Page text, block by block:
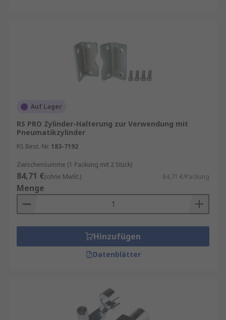
Auf Lager
RS PRO Zylinder-Halterung zur Verwendung mit
Pneumatikzylinder
RS Best.-Nr. 183-7192
Zwischensumme (1 Packung mit 2 Stück)
84,71 €(ohne MwSt.) 84,71 €/Packung
Menge
Hinzufügen
Datenblätter